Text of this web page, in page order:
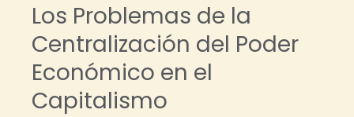
Los Problemas de la
Centralización del Poder
Económico en el
Capitalismo